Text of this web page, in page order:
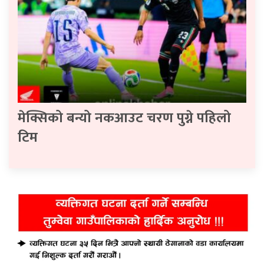
मेक्सिको बन्यो नकआउट चरण पुग्ने पहिलो
टिम